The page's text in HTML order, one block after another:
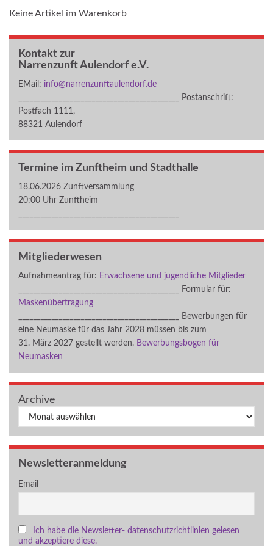
Keine Artikel im Warenkorb
Kontakt zur
Narrenzunft Aulendorf e.V.
EMail: info@narrenzunftaulendorf.de
____________________________________________ Postanschrift:
Postfach 1111,
88321 Aulendorf
Termine im Zunftheim und Stadthalle
18.06.2026 Zunftversammlung
20:00 Uhr Zunftheim
Mitgliederwesen
Aufnahmeantrag für: Erwachsene und jugendliche Mitglieder
____________________________________________ Formular für:
Maskenübertragung
____________________________________________ Bewerbungen für
eine Neumaske für das Jahr 2028 müssen bis zum
31. März 2027 gestellt werden. Bewerbungsbogen für
Neumasken
Archive
Archiv
Newsletteranmeldung
Email
Ich habe die Newsletter- datenschutzrichtlinien gelesen
und akzeptiere diese.